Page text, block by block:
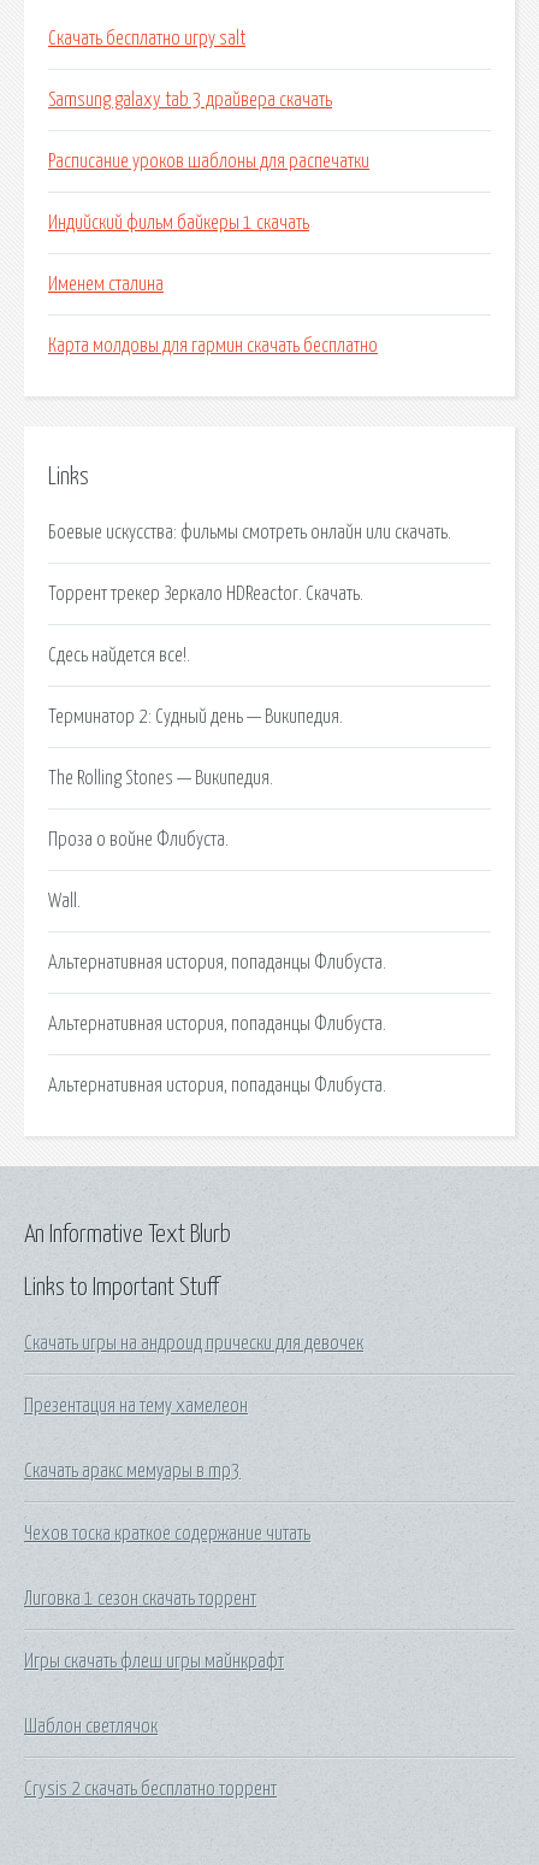
Скачать бесплатно игру salt
Samsung galaxy tab 3 драйвера скачать
Расписание уроков шаблоны для распечатки
Индийский фильм байкеры 1 скачать
Именем сталина
Карта молдовы для гармин скачать бесплатно
Links
Боевые искусства: фильмы смотреть онлайн или скачать.
Торрент трекер Зеркало HDReactor. Скачать.
Сдесь найдется все!.
Терминатор 2: Судный день — Википедия.
The Rolling Stones — Википедия.
Проза о войне Флибуста.
Wall.
Альтернативная история, попаданцы Флибуста.
Альтернативная история, попаданцы Флибуста.
Альтернативная история, попаданцы Флибуста.
Links to Important Stuff
Скачать игры на андроид прически для девочек
Презентация на тему хамелеон
Скачать аракс мемуары в mp3
Чехов тоска краткое содержание читать
Лиговка 1 сезон скачать торрент
Игры скачать флеш игры майнкрафт
Шаблон светлячок
Crysis 2 скачать бесплатно торрент
An Informative Text Blurb